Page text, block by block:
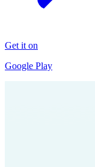
Get it on
Google Play